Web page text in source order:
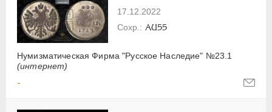
17.12.2022
Нумизматическая Фирма "Русское Наследие" №23.1
(интернет)
AU55
-